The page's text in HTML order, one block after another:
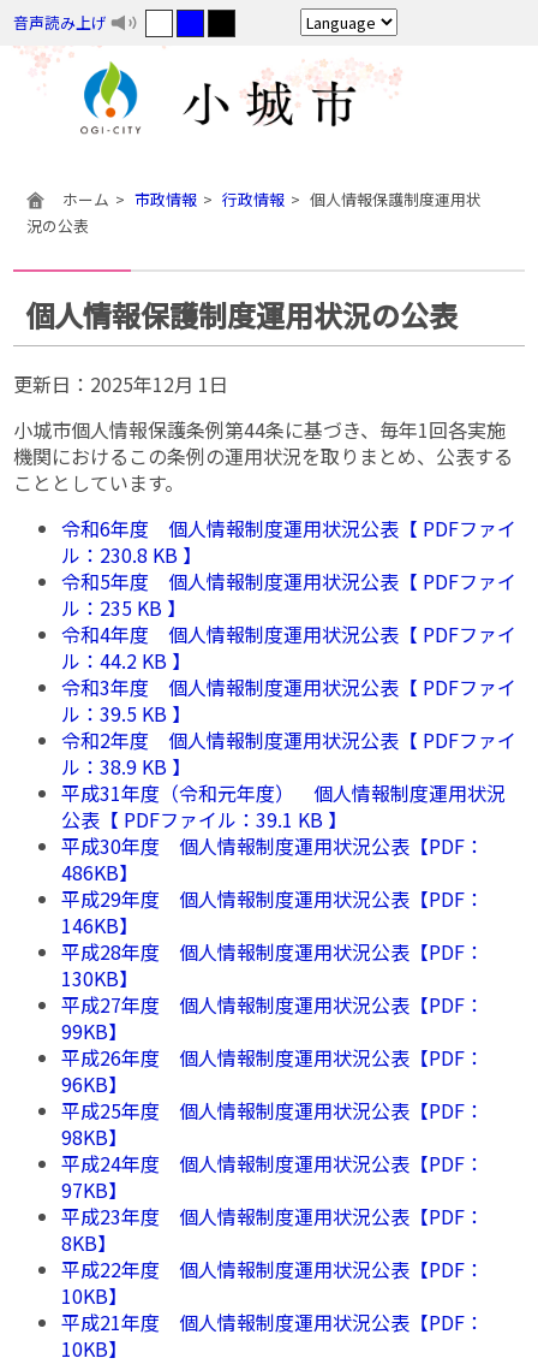
音声読み上げ
ホーム 市政情報 行政情報
個人情報保護制度運用状
況の公表
個人情報保護制度運用状況の公表
更新日： 2025年12月 1日
小城市個人情報保護条例第44条に基づき、毎年1回各実施
機関におけるこの条例の運用状況を取りまとめ、公表する
こととしています。
令和6年度 個人情報制度運用状況公表【 PDFファイ
ル：230.8 KB 】
令和5年度 個人情報制度運用状況公表【 PDFファイ
ル：235 KB 】
令和4年度 個人情報制度運用状況公表【 PDFファイ
ル：44.2 KB 】
令和3年度 個人情報制度運用状況公表【 PDFファイ
ル：39.5 KB 】
令和2年度 個人情報制度運用状況公表【 PDFファイ
ル：38.9 KB 】
平成31年度（令和元年度） 個人情報制度運用状況
公表【 PDFファイル：39.1 KB 】
平成30年度 個人情報制度運用状況公表【PDF：
486KB】
平成29年度 個人情報制度運用状況公表【PDF：
146KB】
平成28年度 個人情報制度運用状況公表【PDF：
130KB】
平成27年度 個人情報制度運用状況公表【PDF：
99KB】
平成26年度 個人情報制度運用状況公表【PDF：
96KB】
平成25年度 個人情報制度運用状況公表【PDF：
98KB】
平成24年度 個人情報制度運用状況公表【PDF：
97KB】
平成23年度 個人情報制度運用状況公表【PDF：
8KB】
平成22年度 個人情報制度運用状況公表【PDF：
10KB】
平成21年度 個人情報制度運用状況公表【PDF：
10KB】